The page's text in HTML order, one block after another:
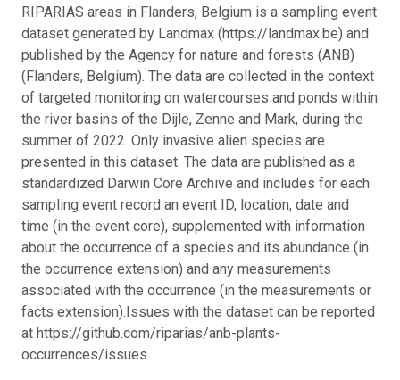
RIPARIAS areas in Flanders, Belgium is a sampling event
dataset generated by Landmax (https://landmax.be) and
published by the Agency for nature and forests (ANB)
(Flanders, Belgium). The data are collected in the context
of targeted monitoring on watercourses and ponds within
the river basins of the Dijle, Zenne and Mark, during the
summer of 2022. Only invasive alien species are
presented in this dataset. The data are published as a
standardized Darwin Core Archive and includes for each
sampling event record an event ID, location, date and
time (in the event core), supplemented with information
about the occurrence of a species and its abundance (in
the occurrence extension) and any measurements
associated with the occurrence (in the measurements or
facts extension).Issues with the dataset can be reported
at https://github.com/riparias/anb-plants-
occurrences/issues